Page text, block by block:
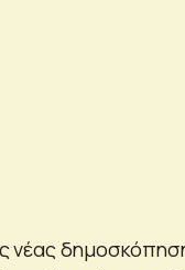
νέας